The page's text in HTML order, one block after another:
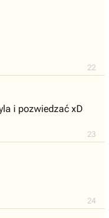
22
23
i pozwiedzać xD
24